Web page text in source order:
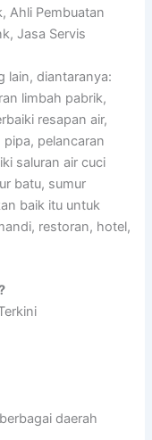
Ahli Pembuatan
Jasa Servis
lain, diantaranya:
limbah pabrik,
resapan air,
pelancaran
saluran air cuci
batu, sumur
baik itu untuk
restoran, hotel,
daerah